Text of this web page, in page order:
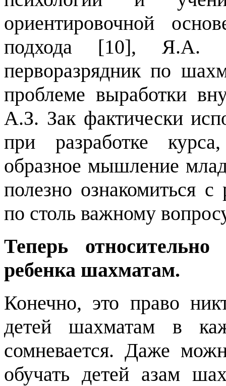
ориентировочной
подхода [10], Я.А.
перворазрядник по
проблеме выработки
А.З. Зак фактически
при разработке
образное мышление
полезно ознакомиться
по столь важному
Теперь
ребенка шахматам.
Конечно, это право
детей шахматам в
сомневается. Даже
обучать детей азам